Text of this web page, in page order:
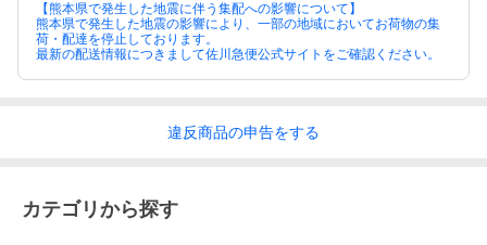
【熊本県で発生した地震に伴う集配への影響について】
熊本県で発生した地震の影響により、一部の地域においてお荷物の集
荷・配達を停止しております。
最新の配送情報につきまして佐川急便公式サイトをご確認ください。
違反商品の申告をする
カテゴリから探す